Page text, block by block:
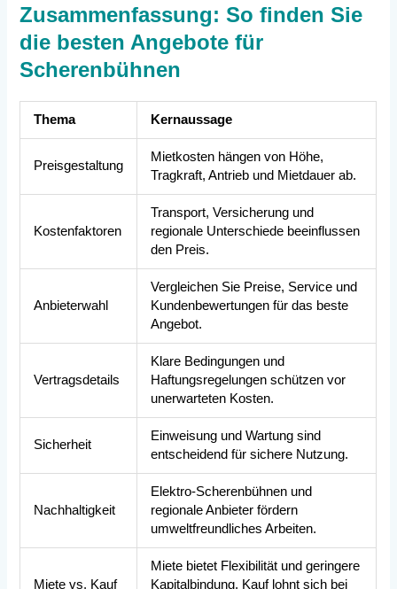
Zusammenfassung: So finden Sie
die besten Angebote für
Scherenbühnen
Thema Kernaussage
Preisgestaltung
Mietkosten hängen von Höhe,
Tragkraft, Antrieb und Mietdauer ab.
Kostenfaktoren
Transport, Versicherung und
regionale Unterschiede beeinflussen
den Preis.
Anbieterwahl
Vergleichen Sie Preise, Service und
Kundenbewertungen für das beste
Angebot.
Vertragsdetails
Klare Bedingungen und
Haftungsregelungen schützen vor
unerwarteten Kosten.
Sicherheit
Einweisung und Wartung sind
entscheidend für sichere Nutzung.
Nachhaltigkeit
Elektro-Scherenbühnen und
regionale Anbieter fördern
umweltfreundliches Arbeiten.
Miete vs. Kauf
Miete bietet Flexibilität und geringere
Kapitalbindung, Kauf lohnt sich bei